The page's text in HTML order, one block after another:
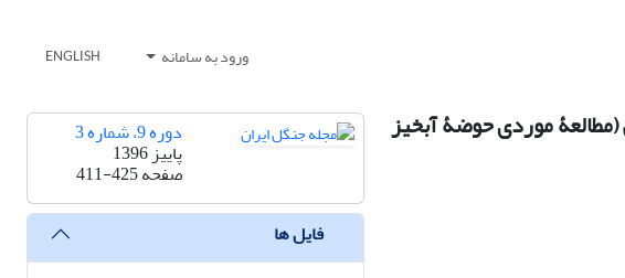
ورود به سامانه ENGLISH
موردی حوضۀ آبخیز دوره 9، شماره 3
پاییز 1396
صفحه411-425
فایل ها